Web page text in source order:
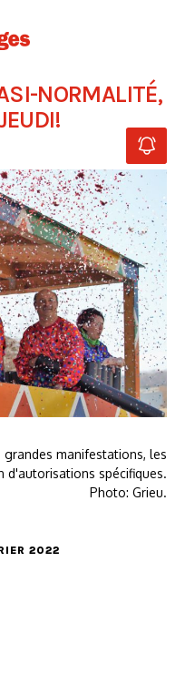
NORMALITÉ,
manifestations, les
d'autorisations spécifiques.
Photo: Grieu.
2022